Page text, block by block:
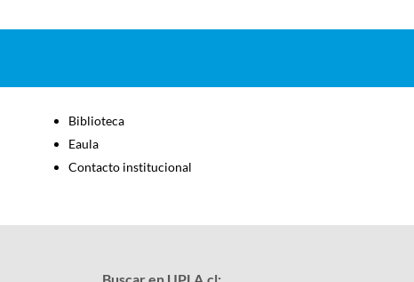
Biblioteca
Eaula
Contacto institucional
Buscar en UPLA.cl: